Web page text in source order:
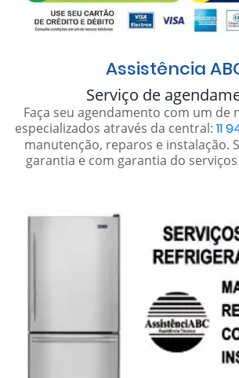
Assistência
Serviço de
Faça seu agendamento com um de
especializados através da central: 11
manutenção, reparos e instalação.
garantia e com garantia do